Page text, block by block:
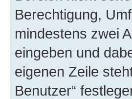
Berechtigung,
mindestens zwei
eingeben und
eigenen Zeile
Benutzer“